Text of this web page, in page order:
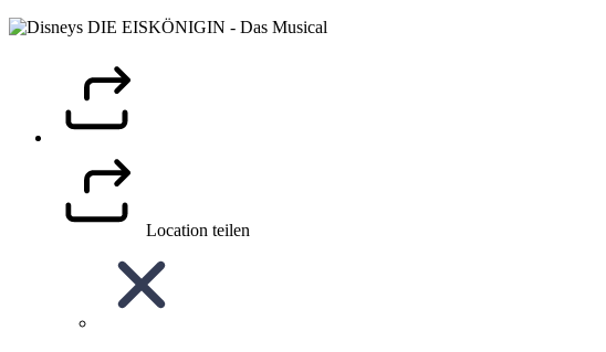
Location teilen